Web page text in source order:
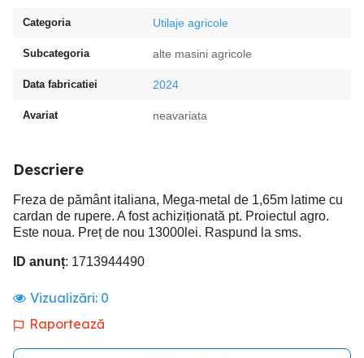
Categoria Utilaje agricole
Subcategoria alte masini agricole
Data fabricatiei 2024
Avariat neavariata
Descriere
Freza de pământ italiana, Mega-metal de 1,65m latime cu
cardan de rupere. A fost achiziționată pt. Proiectul agro.
Este noua. Preț de nou 13000lei. Raspund la sms.
ID anunț: 1713944490
Vizualizări: 0
Raportează